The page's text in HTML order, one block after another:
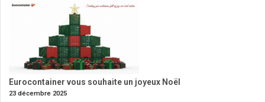
Eurocontainer vous souhaite un joyeux Noël
23 décembre 2025